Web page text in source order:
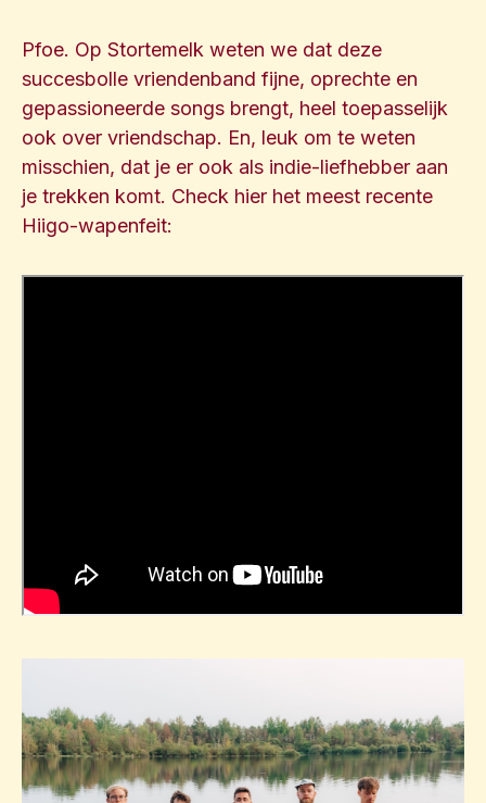
Pfoe. Op Stortemelk weten we dat deze
succesbolle vriendenband fijne, oprechte en
gepassioneerde songs brengt, heel toepasselijk
ook over vriendschap. En, leuk om te weten
misschien, dat je er ook als indie-liefhebber aan
je trekken komt. Check hier het meest recente
Hiigo-wapenfeit: